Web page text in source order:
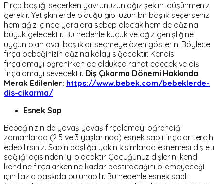
Fırça başlığı seçerken yavrunuzun ağız şeklini düşünmeniz
gerekir. Yetişkinlerde olduğu gibi uzun bir başlık seçerseniz
hem ağız içinde yaralara sebep olacak hem de ağzına
büyük gelecektir. Bu nedenle küçük ve ağız genişliğine
uygun olan oval başlıklar seçmeye özen gösterin. Böylece
fırça bebeğinizin ağzına kolay sığacaktır. Kendisi
fırçalamayı öğrenirken de oldukça rahat edecek ve diş
fırçalamayı sevecektir. Diş Çıkarma Dönemi Hakkında
Merak Edilenler: https://www.bebek.com/bebeklerde-
dis-cikarma/
Esnek Sap
Bebeğinizin de yavaş yavaş fırçalamayı öğrendiği
zamanlarda (2,5 ve 3 yaşlarında) esnek saplı fırçalar tercih
edebilirsiniz. Sapın başlığa yakın kısımlarda esnemesi diş eti
sağlığı açısından iyi olacaktır. Çocuğunuz dişlerini kendi
kendine fırçalarken ne kadar bastıracağını bilemeyeceği
için fazla baskıda bulunabilir. Bu nedenle esnek saplı